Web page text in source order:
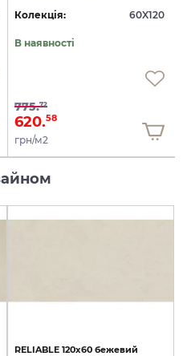
Колекція: 60X120
В наявності
775.72
620.58
грн/м2
RELIABLE 120х60 бежевий